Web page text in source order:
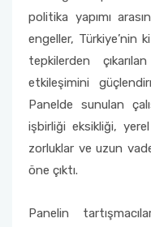
politika yapımı
engeller, Türkiye’nin
tepkilerden
etkileşimini
Panelde sunulan
işbirliği eksikliği, yerel
zorluklar ve uzun
öne çıktı.
Panelin